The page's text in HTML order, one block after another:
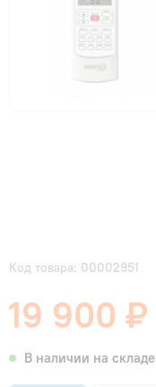
Код товара: 00002951
19 900 ₽
В наличии на складе